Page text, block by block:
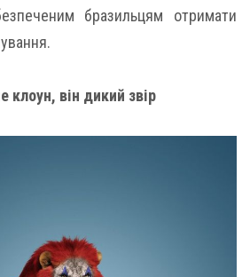
бразильцям отримати
клоун, він дикий звір